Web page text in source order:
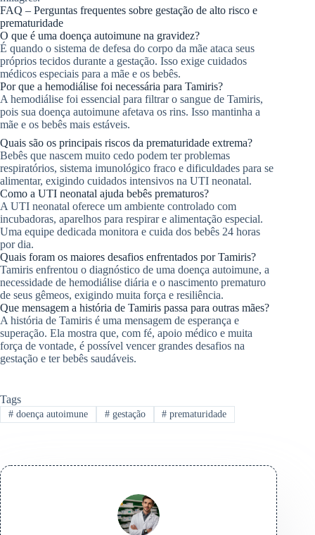
FAQ – Perguntas frequentes sobre gestação de alto risco e
prematuridade
O que é uma doença autoimune na gravidez?
É quando o sistema de defesa do corpo da mãe ataca seus
próprios tecidos durante a gestação. Isso exige cuidados
médicos especiais para a mãe e os bebês.
Por que a hemodiálise foi necessária para Tamiris?
A hemodiálise foi essencial para filtrar o sangue de Tamiris,
pois sua doença autoimune afetava os rins. Isso mantinha a
mãe e os bebês mais estáveis.
Quais são os principais riscos da prematuridade extrema?
Bebês que nascem muito cedo podem ter problemas
respiratórios, sistema imunológico fraco e dificuldades para se
alimentar, exigindo cuidados intensivos na UTI neonatal.
Como a UTI neonatal ajuda bebês prematuros?
A UTI neonatal oferece um ambiente controlado com
incubadoras, aparelhos para respirar e alimentação especial.
Uma equipe dedicada monitora e cuida dos bebês 24 horas
por dia.
Quais foram os maiores desafios enfrentados por Tamiris?
Tamiris enfrentou o diagnóstico de uma doença autoimune, a
necessidade de hemodiálise diária e o nascimento prematuro
de seus gêmeos, exigindo muita força e resiliência.
Que mensagem a história de Tamiris passa para outras mães?
A história de Tamiris é uma mensagem de esperança e
superação. Ela mostra que, com fé, apoio médico e muita
força de vontade, é possível vencer grandes desafios na
gestação e ter bebês saudáveis.
Tags
#doença autoimune #gestação # prematuridade